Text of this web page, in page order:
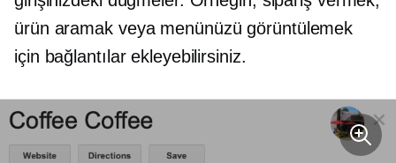
ürün aramak veya menünüzü görüntülemek
için bağlantılar ekleyebilirsiniz.